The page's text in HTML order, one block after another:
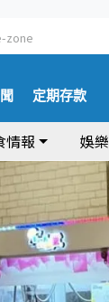
zone
定期存款
情報 娛樂